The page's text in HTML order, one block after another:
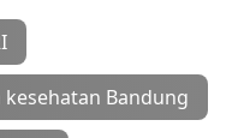
Bandung